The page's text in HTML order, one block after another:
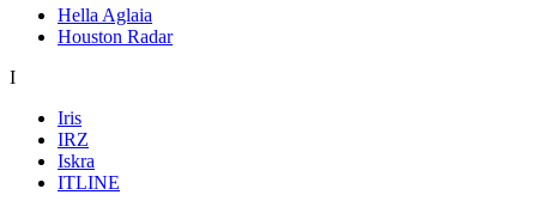
Hella Aglaia
Houston Radar
I
Iris
IRZ
Iskra
ITLINE